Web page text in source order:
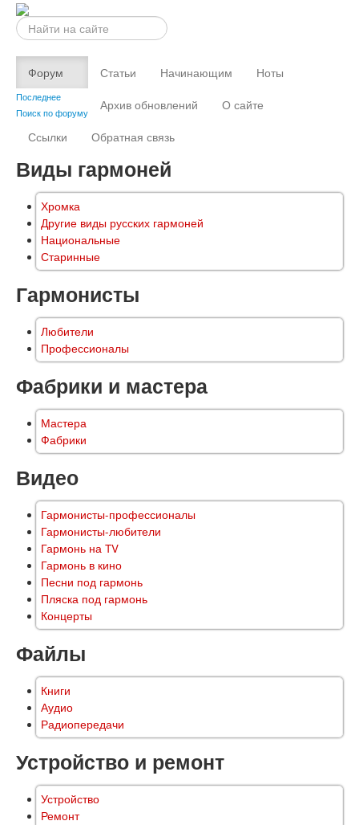
Искать...
Форум
Последнее
Поиск по форуму
Статьи Начинающим
Ноты
Архив обновлений
О сайте
Ссылки
Обратная связь
Виды гармоней
Хромка
Другие виды русских гармоней
Национальные
Старинные
Гармонисты
Любители
Профессионалы
Фабрики и мастера
Мастера
Фабрики
Видео
Гармонисты-профессионалы
Гармонисты-любители
Гармонь на TV
Гармонь в кино
Песни под гармонь
Пляска под гармонь
Концерты
Файлы
Книги
Аудио
Радиопередачи
Устройство и ремонт
Устройство
Ремонт